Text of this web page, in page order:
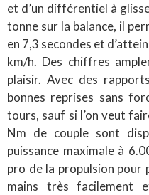
et d’un différentiel à
tonne sur la balance, il
en 7,3 secondes et
km/h. Des chiffres
plaisir. Avec des
bonnes reprises sans
tours, sauf si l’on veut
Nm de couple sont
puissance maximale à
pro de la propulsion pour
mains très facilement